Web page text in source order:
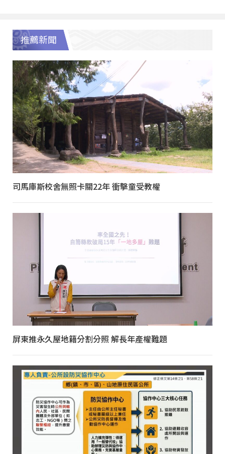
推薦新聞
司馬庫斯校舍無照卡關22年 衝擊童受教權
屏東推永久屋地籍分割分照 解長年產權難題